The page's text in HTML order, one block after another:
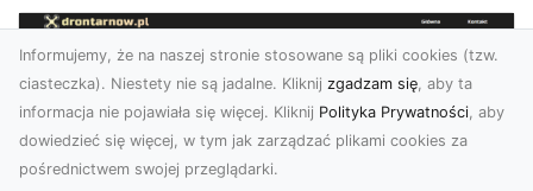
Informujemy, że na naszej stronie stosowane są pliki cookies (tzw.
ciasteczka). Niestety nie są jadalne. Kliknij zgadzam się, aby ta
informacja nie pojawiała się więcej. Kliknij Polityka Prywatności, aby
dowiedzieć się więcej, w tym jak zarządzać plikami cookies za
pośrednictwem swojej przeglądarki.